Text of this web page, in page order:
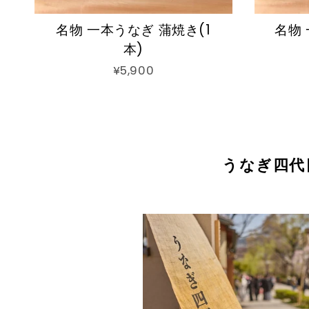
名物 一本うなぎ 蒲焼き(1
本)
¥5,900
名物
うなぎ四